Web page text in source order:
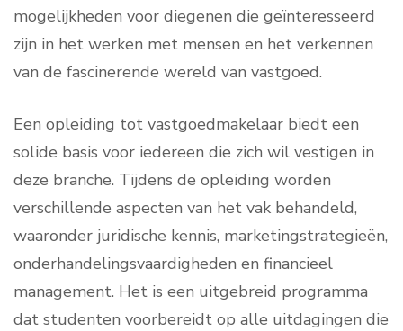
mogelijkheden voor diegenen die geïnteresseerd
zijn in het werken met mensen en het verkennen
van de fascinerende wereld van vastgoed.
Een opleiding tot vastgoedmakelaar biedt een
solide basis voor iedereen die zich wil vestigen in
deze branche. Tijdens de opleiding worden
verschillende aspecten van het vak behandeld,
waaronder juridische kennis, marketingstrategieën,
onderhandelingsvaardigheden en financieel
management. Het is een uitgebreid programma
dat studenten voorbereidt op alle uitdagingen die